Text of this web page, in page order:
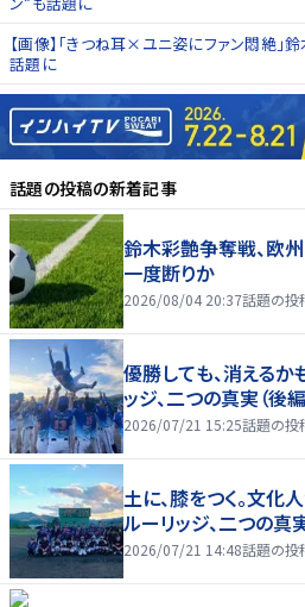
【画像】「きつね耳×ユニ姿にファン悶絶」
話題に
話題の投稿の新着記事
鈴木彩艶争奪戦、欧
一度断りか
2026/08/04 20:37話題の投
優勝しても、消えるか
ッジ、二つの真実（後編
2026/07/21 15:25話題の投
土に、膝をつく。文化
ルーリッジ、二つの真
2026/07/21 14:48話題の投